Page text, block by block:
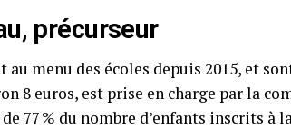
précurseur
au menu des écoles depuis 2015, et
8 euros, est prise en charge par la
77 % du nombre d’enfants inscrits à